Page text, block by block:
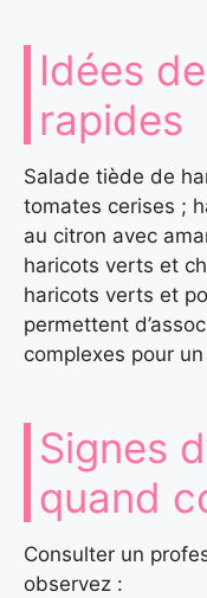
Idées
rapides
Salade tiède de
tomates cerises ;
au citron avec
haricots verts et
haricots verts et
permettent
complexes pour
Signes
quand
Consulter un
observez :